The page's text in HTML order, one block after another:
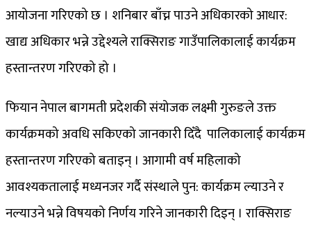
आयोजना गरिएको छ । शनिबार बाँच्न पाउने अधिकारको आधार:
खाद्य अधिकार भन्ने उद्देश्यले राक्सिराङ गाउँपालिकालाई कार्यक्रम
हस्तान्तरण गरिएको हो ।
फियान नेपाल बागमती प्रदेशकी संयोजक लक्ष्मी गुरुङले उक्त
कार्यक्रमको अवधि सकिएको जानकारी दिँदै पालिकालाई कार्यक्रम
हस्तान्तरण गरिएको बताइन् । आगामी वर्ष महिलाको
आवश्यकतालाई मध्यनजर गर्दै संस्थाले पुन: कार्यक्रम ल्याउने र
नल्याउने भन्ने विषयको निर्णय गरिने जानकारी दिइन् । राक्सिराङ